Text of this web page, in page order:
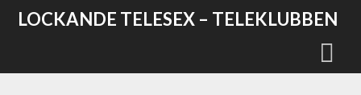
SkipLOCKANDE TELESEX – TELEKLUBBEN